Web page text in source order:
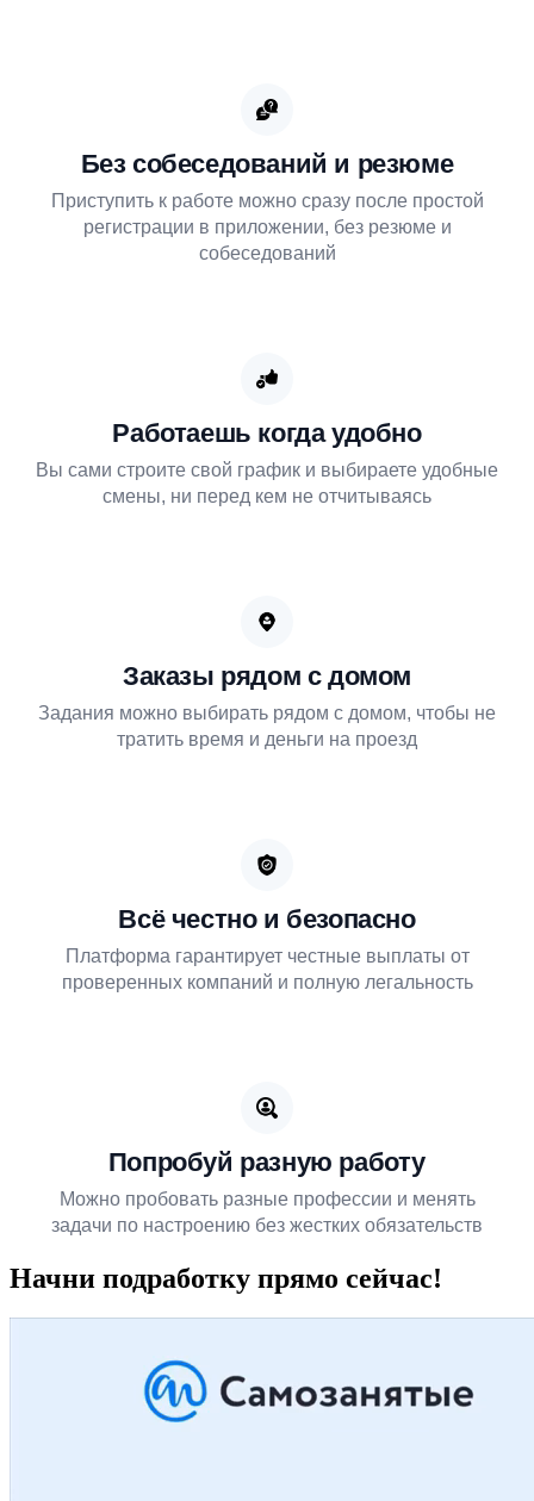
Без собеседований и резюме
Приступить к работе можно сразу после простой
регистрации в приложении, без резюме и
собеседований
Работаешь когда удобно
Вы сами строите свой график и выбираете удобные
смены, ни перед кем не отчитываясь
Заказы рядом с домом
Задания можно выбирать рядом с домом, чтобы не
тратить время и деньги на проезд
Всё честно и безопасно
Платформа гарантирует честные выплаты от
проверенных компаний и полную легальность
Попробуй разную работу
Можно пробовать разные профессии и менять
задачи по настроению без жестких обязательств
Начни подработку прямо сейчас!